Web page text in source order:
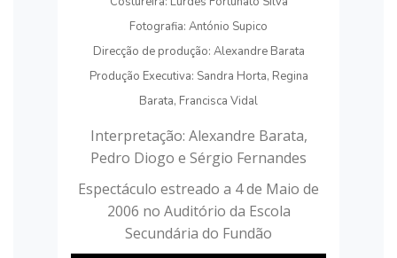
Fotografia: António Supico
Direcção de produção: Alexandre Barata
Produção Executiva: Sandra Horta, Regina
Barata, Francisca Vidal
Interpretação: Alexandre Barata,
Pedro Diogo e Sérgio Fernandes
Espectáculo estreado a 4 de Maio de
2006 no Auditório da Escola
Secundária do Fundão